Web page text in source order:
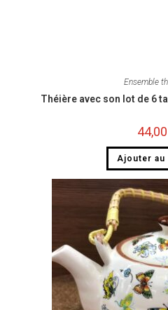
Ensemble
Théière avec son lot de 6
44,00
Ajouter au